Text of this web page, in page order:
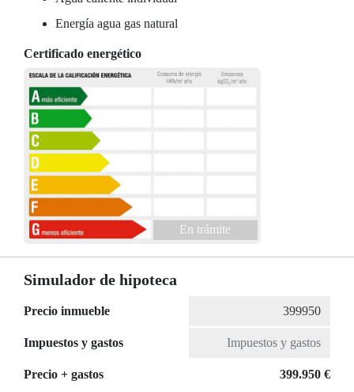
Energía agua gas natural
Certificado energético
En trámite
Simulador de hipoteca
Precio inmueble
Impuestos y gastos
Precio + gastos 399.950 €